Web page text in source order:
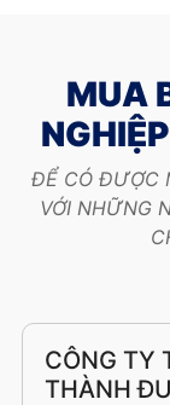
MUA
ĐỂ CÓ ĐƯỢC
VỚI NHỮNG
CÔNG TY
THÀNH